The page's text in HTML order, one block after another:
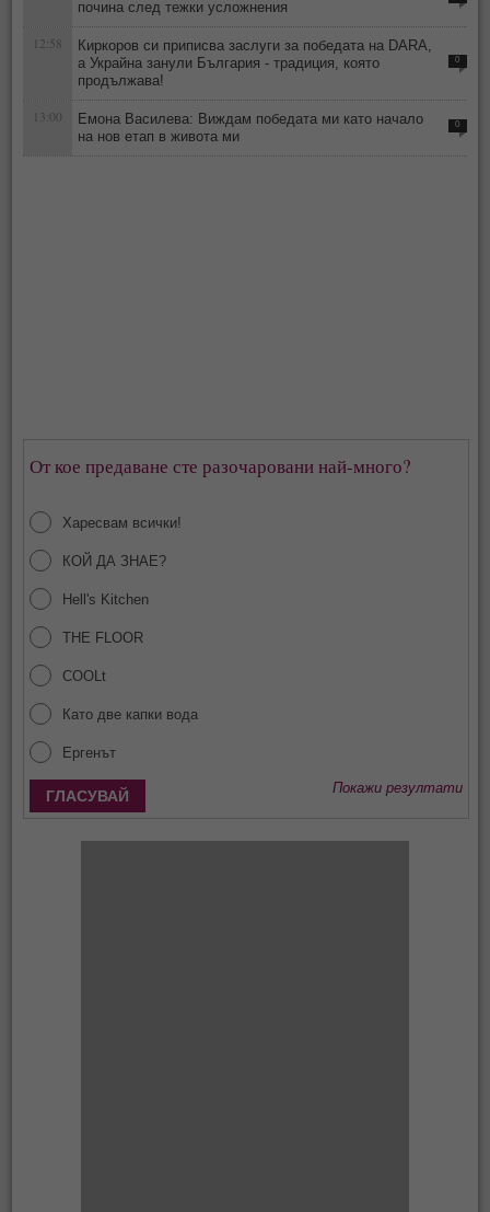
почина след тежки усложнения
12:58
Киркоров си приписва заслуги за победата на DARA,
а Украйна занули България - традиция, която
продължава!
0
13:00
Емона Василева: Виждам победата ми като начало
на нов етап в живота ми
0
От кое предаване сте разочаровани най-много?
Харесвам всички!
КОЙ ДА ЗНАЕ?
Hell's Kitchen
THE FLOOR
COOLt
Като две капки вода
Ергенът
Покажи резултати